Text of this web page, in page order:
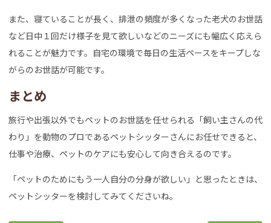
また、寝ていることが長く、排泄の頻度が多くなった老犬のお世話
など日中１回だけ様子を見て欲しいなどのニーズにも幅広く応えら
れることが魅力です。自宅の環境で毎日の生活ペースをキープしな
がらのお世話が可能です。
まとめ
旅行や出張以外でもペットのお世話を任せられる「飼い主さんの代
わり」を動物のプロであるペットシッターさんにお任せできると、
仕事や治療、ペットのケアにも安心して向き合えるのです。
「ペットのためにもう一人自分の分身が欲しい」と思ったときは、
ペットシッターを検討してみてくださいね。